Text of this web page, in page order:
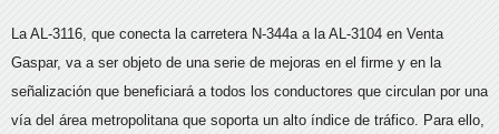
La AL-3116, que conecta la carretera N-344a a la AL-3104 en Venta
Gaspar, va a ser objeto de una serie de mejoras en el firme y en la
señalización que beneficiará a todos los conductores que circulan por una
vía del área metropolitana que soporta un alto índice de tráfico. Para ello,